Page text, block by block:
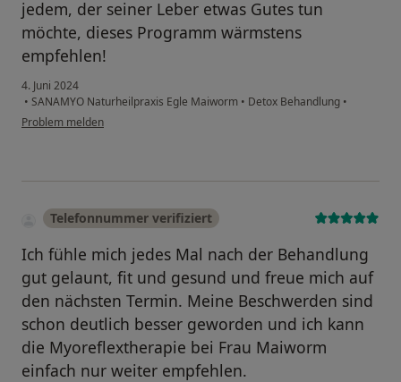
jedem, der seiner Leber etwas Gutes tun
möchte, dieses Programm wärmstens
empfehlen!
4. Juni 2024
• SANAMYO Naturheilpraxis Egle Maiworm • Detox Behandlung •
Problem melden
Telefonnummer verifiziert
Ich fühle mich jedes Mal nach der Behandlung
gut gelaunt, fit und gesund und freue mich auf
den nächsten Termin. Meine Beschwerden sind
schon deutlich besser geworden und ich kann
die Myoreflextherapie bei Frau Maiworm
einfach nur weiter empfehlen.